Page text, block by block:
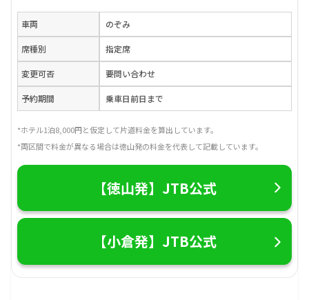
車両 のぞみ
席種別 指定席
変更可否 要問い合わせ
予約期間 乗車日前日まで
*ホテル1泊8,000円と仮定して片道料金を算出しています。
*両区間で料金が異なる場合は徳山発の料金を代表して記載しています。
【徳山発】JTB公式
【小倉発】JTB公式